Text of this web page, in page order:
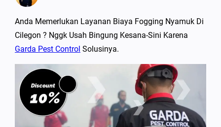
Anda Memerlukan Layanan Biaya Fogging Nyamuk Di
Cilegon ? Nggk Usah Bingung Kesana-Sini Karena
Garda Pest Control Solusinya.